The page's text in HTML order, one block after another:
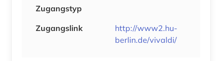
Zugangstyp
Zugangslink
http://www2.hu-
berlin.de/vivaldi/